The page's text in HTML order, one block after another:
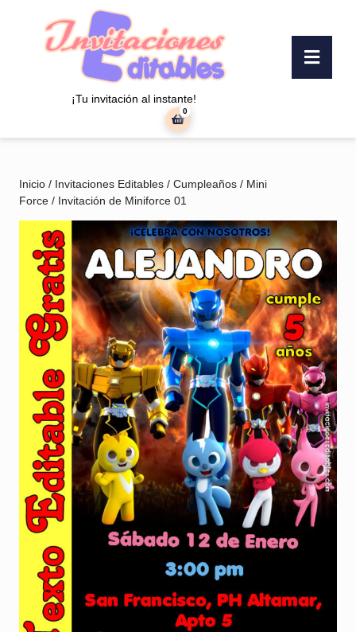
contenido
¡Tu invitación al instante!
carrito
0
Inicio / Invitaciones Editables / Cumpleaños / Mini
Force / Invitación de Miniforce 01